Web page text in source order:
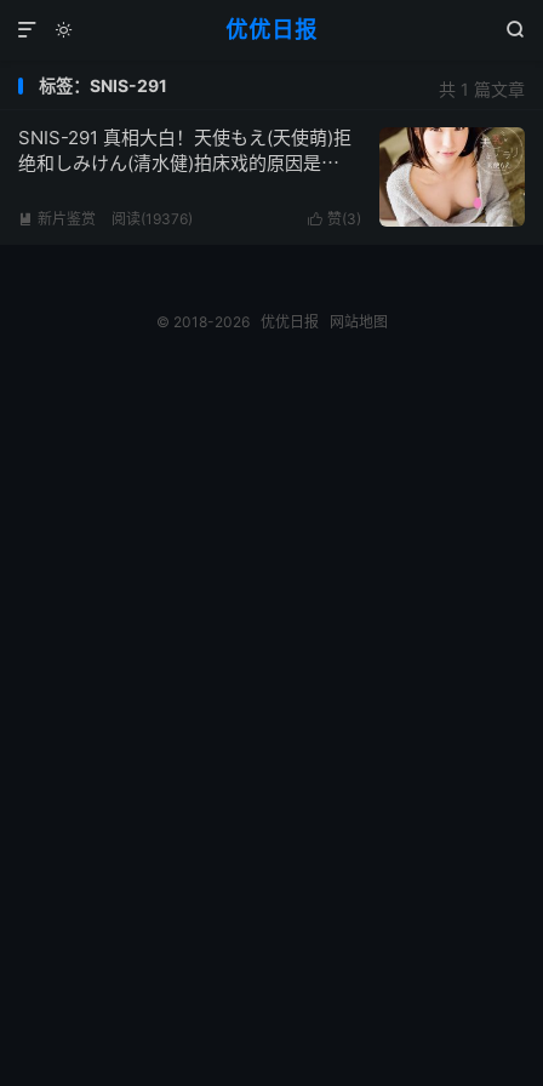
优优日报
 

共 1 篇文章
标签：SNIS-291
SNIS-291 真相大白！天使もえ(天使萌)拒
绝和しみけん(清水健)拍床戏的原因是⋯
 赞(3)
 新片鉴赏 阅读(19376)
© 2018-2026 优优日报 网站地图